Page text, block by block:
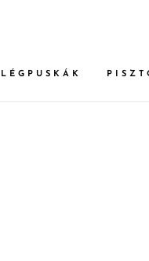
LÉGPUSKÁK